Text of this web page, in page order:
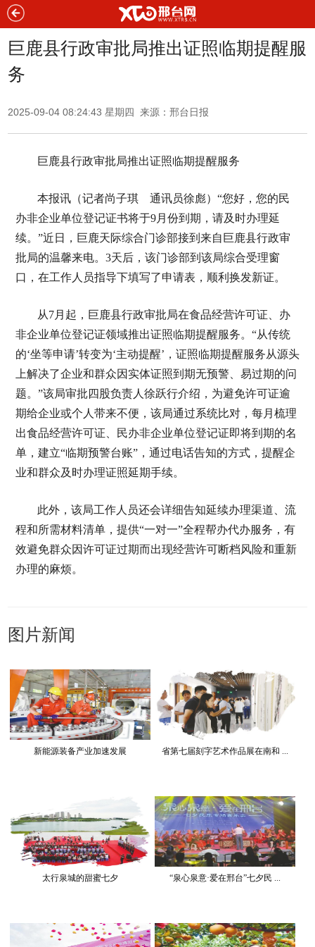
巨鹿县行政审批局推出证照临期提醒服
务
2025-09-04 08:24:43 星期四 来源：邢台日报
巨鹿县行政审批局推出证照临期提醒服务
本报讯（记者尚子琪 通讯员徐彪）“您好，您的民
办非企业单位登记证书将于9月份到期，请及时办理延
续。”近日，巨鹿天际综合门诊部接到来自巨鹿县行政审
批局的温馨来电。3天后，该门诊部到该局综合受理窗
口，在工作人员指导下填写了申请表，顺利换发新证。
从7月起，巨鹿县行政审批局在食品经营许可证、办
非企业单位登记证领域推出证照临期提醒服务。“从传统
的‘坐等申请’转变为‘主动提醒’，证照临期提醒服务从源头
上解决了企业和群众因实体证照到期无预警、易过期的问
题。”该局审批四股负责人徐跃行介绍，为避免许可证逾
期给企业或个人带来不便，该局通过系统比对，每月梳理
出食品经营许可证、民办非企业单位登记证即将到期的名
单，建立“临期预警台账”，通过电话告知的方式，提醒企
业和群众及时办理证照延期手续。
此外，该局工作人员还会详细告知延续办理渠道、流
程和所需材料清单，提供“一对一”全程帮办代办服务，有
效避免群众因许可证过期而出现经营许可断档风险和重新
办理的麻烦。
图片新闻
新能源装备产业加速发展 省第七届刻字艺术作品展在南和 ...
太行泉城的甜蜜七夕 “泉心泉意·爱在邢台”七夕民 ...